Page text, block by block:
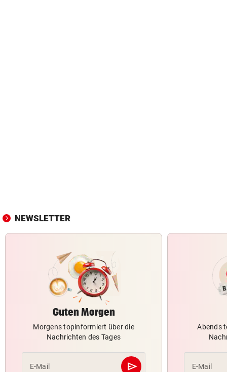
NEWSLETTER
Guten Morgen
Morgens topinformiert über die
Nachrichten des Tages
E-Mail send
Abschicken
Abends
E-Mail